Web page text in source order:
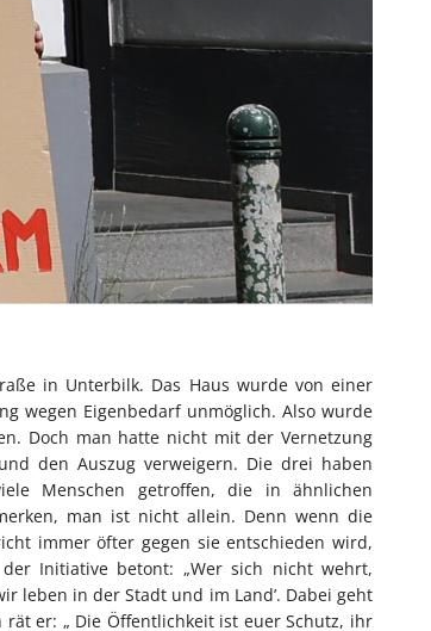
in Unterbilk. Das Haus wurde von einer
wegen Eigenbedarf unmöglich. Also wurde
Doch man hatte nicht mit der Vernetzung
den Auszug verweigern. Die drei haben
Menschen getroffen, die in ähnlichen
man ist nicht allein. Denn wenn die
immer öfter gegen sie entschieden wird,
Initiative betont: „Wer sich nicht wehrt,
leben in der Stadt und im Land’. Dabei geht
er: „ Die Öffentlichkeit ist euer Schutz, ihr